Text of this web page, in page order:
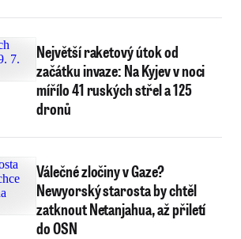
Největší raketový útok od
začátku invaze: Na Kyjev v noci
mířílo 41 ruských střel a 125
dronů
Válečné zločiny v Gaze?
Newyorský starosta by chtěl
zatknout Netanjahua, až přiletí
do OSN